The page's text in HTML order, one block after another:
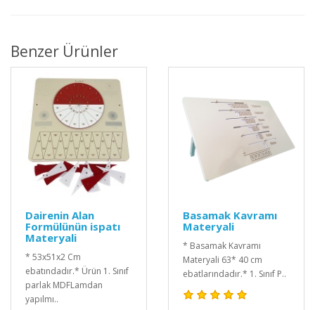
Benzer Ürünler
Dairenin Alan
Formülünün ispatı
Materyali
* 53x51x2 Cm
ebatındadır.* Ürün 1. Sınıf
parlak MDFLamdan
yapılmı..
Basamak Kavramı
Materyali
* Basamak Kavramı
Materyali 63* 40 cm
ebatlarındadır.* 1. Sınıf P..